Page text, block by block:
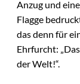
Anzug und
Flagge
das denn für
Ehrfurcht:
der Welt!“.